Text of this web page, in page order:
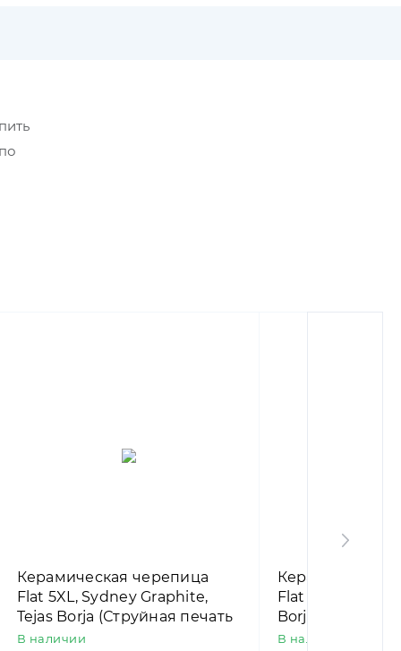
Керамическая черепица
Flat 5XL, Sydney Graphite,
Tejas Borja (Струйная печать
под цемент)
В наличии
Керамическая
Flat 5XL, Austin
Borja
камень)
В наличии